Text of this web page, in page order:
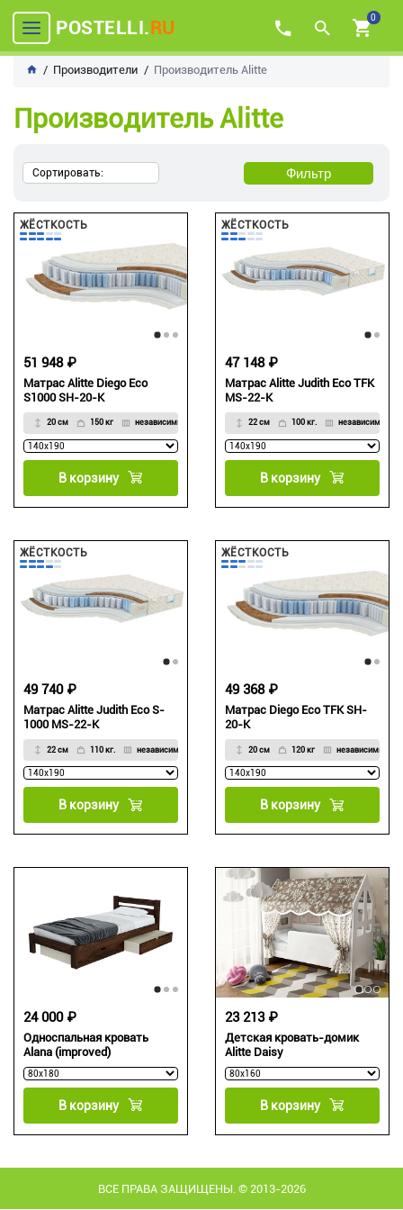
POSTELLI.RU 0
Производители Производитель Alitte
Производитель Alitte
Сортировать: Фильтр
ЖЁСТКОСТЬ
Матрас Alitte Diego Eco
S1000 SH-20-K
20 см 150 кг независимый, 7-зональный блок
51 948 ₽
В корзину
ЖЁСТКОСТЬ
Матрас Alitte Judith Eco TFK
MS-22-K
22 см 100 кг. независимый,
47 148 ₽
В корзину
ЖЁСТКОСТЬ
Матрас Alitte Judith Eco S-
1000 MS-22-K
22 см 110 кг. независимый, 7-зональный
49 740 ₽
В корзину
ЖЁСТКОСТЬ
Матрас Diego Eco TFK SH-
20-K
20 см 120 кг независимый, 5-
49 368 ₽
В корзину
Односпальная кровать
Alana (improved)
24 000 ₽
В корзину
Детская кровать-домик
Alitte Daisy
23 213 ₽
В корзину
ВСЕ ПРАВА ЗАЩИЩЕНЫ. © 2013-2026